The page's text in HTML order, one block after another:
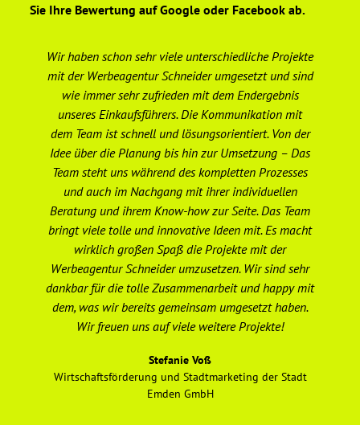
Sie Ihre Bewertung auf Google oder Facebook ab.
Wir haben schon sehr viele unterschiedliche Projekte
mit der Werbeagentur Schneider umgesetzt und sind
wie immer sehr zufrieden mit dem Endergebnis
unseres Einkaufsführers. Die Kommunikation mit
dem Team ist schnell und lösungsorientiert. Von der
Idee über die Planung bis hin zur Umsetzung – Das
Team steht uns während des kompletten Prozesses
und auch im Nachgang mit ihrer individuellen
Beratung und ihrem Know-how zur Seite. Das Team
bringt viele tolle und innovative Ideen mit. Es macht
wirklich großen Spaß die Projekte mit der
Werbeagentur Schneider umzusetzen. Wir sind sehr
dankbar für die tolle Zusammenarbeit und happy mit
dem, was wir bereits gemeinsam umgesetzt haben.
Wir freuen uns auf viele weitere Projekte!
Stefanie Voß
Wirtschaftsförderung und Stadtmarketing der Stadt
Emden GmbH